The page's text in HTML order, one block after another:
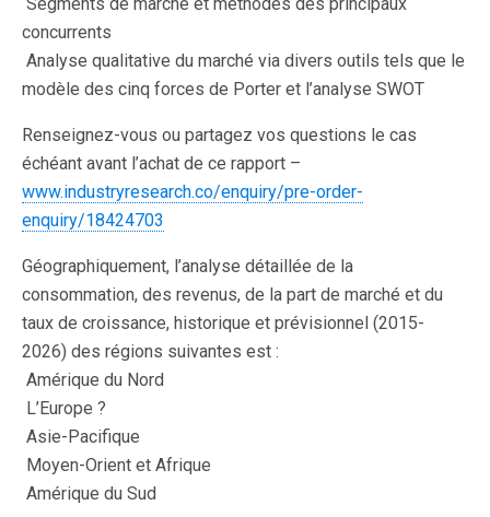
concurrents
 Analyse qualitative du marché via divers outils tels que le
modèle des cinq forces de Porter et l’analyse SWOT
Renseignez-vous ou partagez vos questions le cas
échéant avant l’achat de ce rapport –
www.industryresearch.co/enquiry/pre-order-
enquiry/18424703
Géographiquement, l’analyse détaillée de la
consommation, des revenus, de la part de marché et du
taux de croissance, historique et prévisionnel (2015-
2026) des régions suivantes est :
 Amérique du Nord
 L’Europe ?
 Asie-Pacifique
 Moyen-Orient et Afrique
 Amérique du Sud